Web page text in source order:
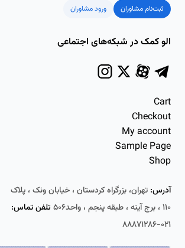
ثبت‌نام مشاوران ورود مشاوران
الو کمک در شبکه‌های اجتماعی
Cart
Checkout
My account
Sample Page
Shop
آدرس: تهران، بزرگراه کردستان ، خیابان ونک ، پلاک
۱۱۰ ، برج آینه ، طبقه پنجم ، واحد۵۰۶
تلفن تماس:
۰۲۱-۸۸۸۷۱۲۸۶